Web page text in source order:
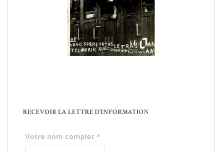
RECEVOIR LA LETTRE D’INFORMATION
Votre nom complet *